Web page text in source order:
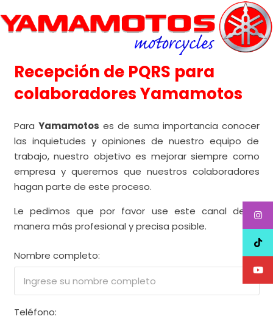
Recepción de PQRS para
colaboradores Yamamotos
Para Yamamotos es de suma importancia conocer
las inquietudes y opiniones de nuestro equipo de
trabajo, nuestro objetivo es mejorar siempre como
empresa y queremos que nuestros colaboradores
hagan parte de este proceso.
Le pedimos que por favor use este canal de la
manera más profesional y precisa posible.
Nombre completo:
Teléfono: